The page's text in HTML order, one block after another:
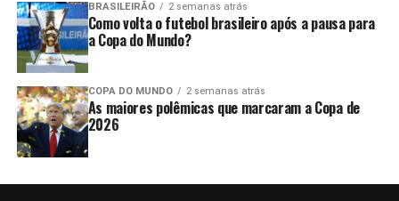
BRASILEIRÃO 2 semanas atrás
Como volta o futebol brasileiro após a pausa para
a Copa do Mundo?
COPA DO MUNDO 2 semanas atrás
As maiores polêmicas que marcaram a Copa de
2026